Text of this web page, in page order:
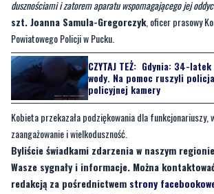
CZYTAJ TEŻ:
Gdynia: 34-latek
wody. Na pomoc ruszyli
policyjnej kamery
Kobieta przekazała podziękowania dla funkcjonariuszy,
zaangażowanie i wielkoduszność.
Byliście świadkami zdarzenia w naszym
Wasze sygnały i informacje. Można
redakcją za pośrednictwem
mailowo:redakcja@nadmorski24.pl.
numerem telefonu 729 715 670.